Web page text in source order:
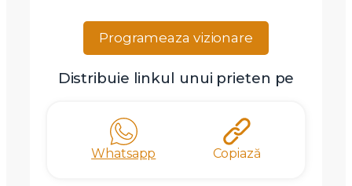
Programeaza vizionare
Distribuie linkul unui prieten pe
Whatsapp Copiază